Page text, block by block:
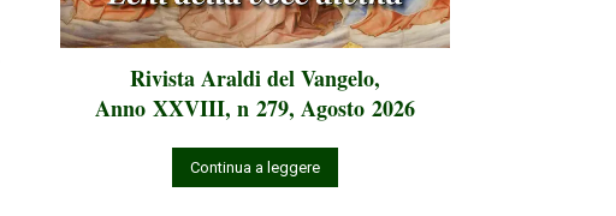
Rivista Araldi del Vangelo,
Anno XXVIII, n 279, Agosto 2026
Continua a leggere